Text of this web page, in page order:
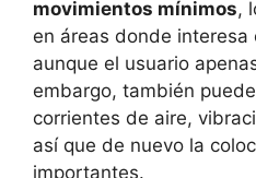
movimientos mínimos,
en áreas donde interesa
aunque el usuario
embargo, también
corrientes de aire,
así que de nuevo la
importantes.